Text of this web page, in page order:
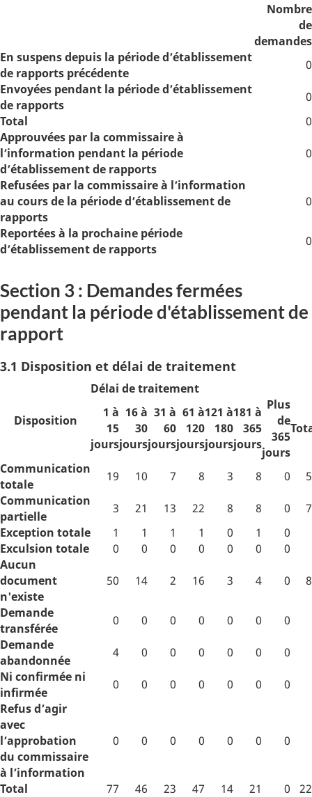
Nombre
de
demandes
En suspens depuis la période d’établissement
de rapports précédente
0
Envoyées pendant la période d’établissement
de rapports
0
Total
0
Approuvées par la commissaire à
l’information pendant la période
d’établissement de rapports
0
Refusées par la commissaire à l’information
au cours de la période d’établissement de
rapports
0
Reportées à la prochaine période
d’établissement de rapports
0
Section 3 : Demandes fermées
pendant la période d'établissement de
rapport
3.1 Disposition et délai de traitement
Disposition
Délai de traitement
1 à
15
jours
16 à
30
jours
31 à
60
jours
61 à
120
jours
121 à
180
jours
181 à
365
jours
Plus
de
365
jours
Communication
totale
19 10 7 8 3 8 0
Communication
partielle
3 21 13 22 8 8 0
Exception totale
1 1 1 1 0 1
0
Exculsion totale
0 0 0 0 0 0
0
Aucun
document
n'existe
50 14 2 16 3 4 0
Demande
transférée
0 0 0 0 0 0
0
Demande
abandonnée
4 0 0 0 0 0
0
Ni confirmée ni
infirmée
0 0 0 0 0 0
0
Refus d’agir
avec
l’approbation
du commissaire
à l’information
0 0 0 0 0 0 0
Total 77 46 23 47 14 21 0